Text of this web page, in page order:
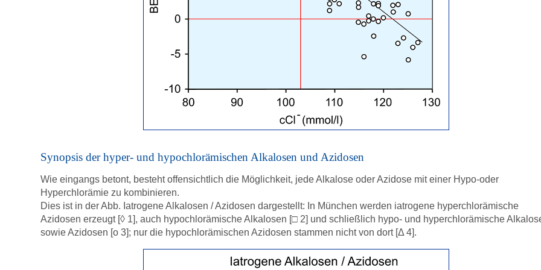
Synopsis der hyper- und hypochlorämischen Alkalosen und Azidosen
Wie eingangs betont, besteht offensichtlich die Möglichkeit, jede Alkalose oder Azidose mit einer Hypo-oder
Hyperchlorämie zu kombinieren.
Dies ist in der Abb. Iatrogene Alkalosen / Azidosen dargestellt: In München werden iatrogene hyperchlorämische
Azidosen erzeugt [◊ 1], auch hypochlorämische Alkalosen [ □ 2] und schließlich hypo- und hyperchlorämische
sowie Azidosen [ο 3]; nur die hypochlorämischen Azidosen stammen nicht von dort [Δ 4].